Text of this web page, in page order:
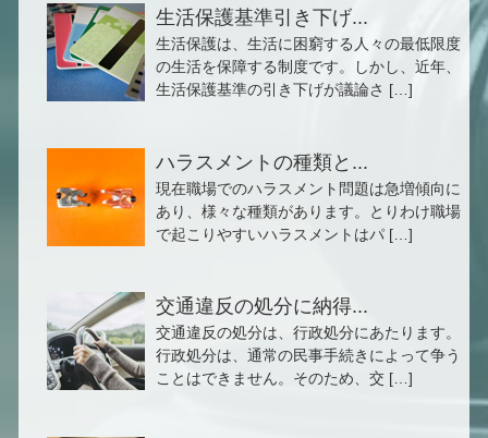
生活保護基準引き下げ...
生活保護は、生活に困窮する人々の最低限度
の生活を保障する制度です。しかし、近年、
生活保護基準の引き下げが議論さ […]
ハラスメントの種類と...
現在職場でのハラスメント問題は急増傾向に
あり、様々な種類があります。とりわけ職場
で起こりやすいハラスメントはパ […]
交通違反の処分に納得...
交通違反の処分は、行政処分にあたります。
行政処分は、通常の民事手続きによって争う
ことはできません。そのため、交 […]